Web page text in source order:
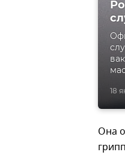
18
Она